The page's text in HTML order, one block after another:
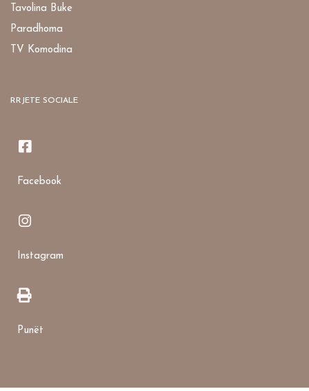
Tavolina Buke
Paradhoma
TV Komodina
RRJETE SOCIALE
Facebook
Instagram
Punët